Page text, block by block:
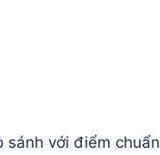
sánh với điểm